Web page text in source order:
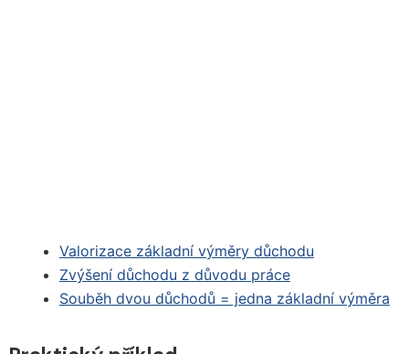
Valorizace základní výměry důchodu
Zvýšení důchodu z důvodu práce
Souběh dvou důchodů = jedna základní výměra